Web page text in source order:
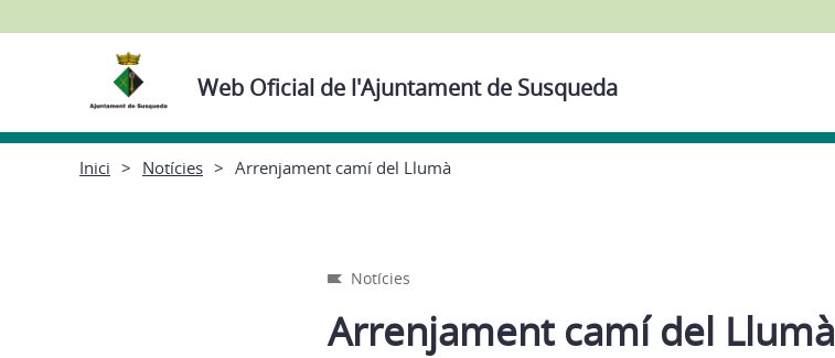
Web Oficial de l'Ajuntament de Susqueda
Inici Notícies Arrenjament camí del Llumà
Notícies
Arrenjament camí del Llumà